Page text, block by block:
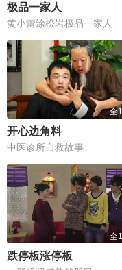
极品一家人
黄小蕾涂松岩极品一家人
全
开心边角料
中医诊所自救故事
全
跌停板涨停板